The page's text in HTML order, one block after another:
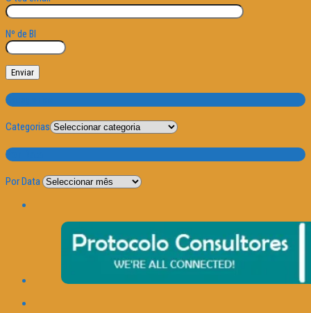
Nº de BI
Categorias
Categorias
Por Data
Por Data